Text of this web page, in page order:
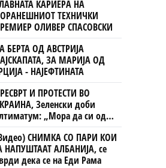
КАРИЕРА НА
ТЕХНИЧКИ
ОЛИВЕР СПАСОВСКИ
БЕРТА ОД АВСТРИЈА
ЗА МАРИЈА ОД
- НАЈЕФТИНАТА
И ПРОТЕСТИ ВО
Зеленски доби
„Мора да си оди,
рок е петок!“
СНИМКА СО ПАРИ КОИ
НАПУШТААТ АЛБАНИЈА, се
дека се на Еди Рама